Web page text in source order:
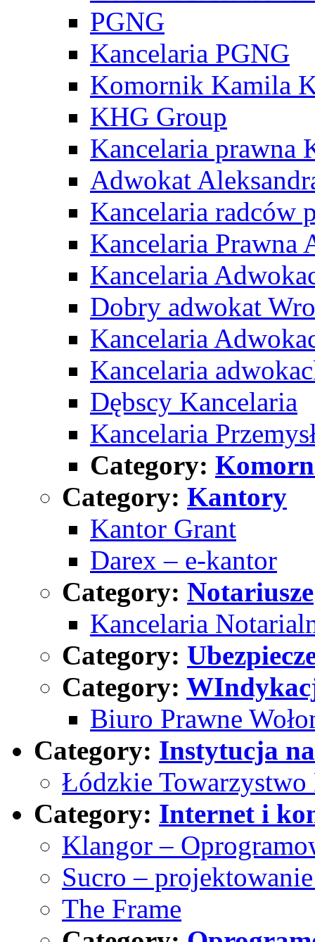
PGNG
Kancelaria PGNG
Komornik Kamila
KHG Group
Kancelaria prawna
Adwokat
Kancelaria radców
Kancelaria Prawna
Kancelaria
Dobry adwokat
Kancelaria
Kancelaria
Dębscy Kancelaria
Kancelaria
Category:
Category: Kantory
Kantor Grant
Darex – e-kantor
Category: Notariusze
Kancelaria
Category:
Category:
Biuro Prawne
Category: Instytucja
Łódzkie Towarzystwo
Category: Internet i
Klangor –
Sucro –
The Frame